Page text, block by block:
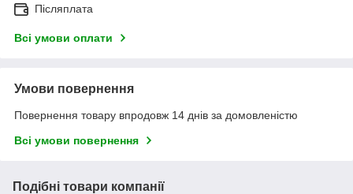
Післяплата
Всі умови оплати
Умови повернення
Повернення товару впродовж 14 днів за домовленістю
Всі умови повернення
Подібні товари компанії